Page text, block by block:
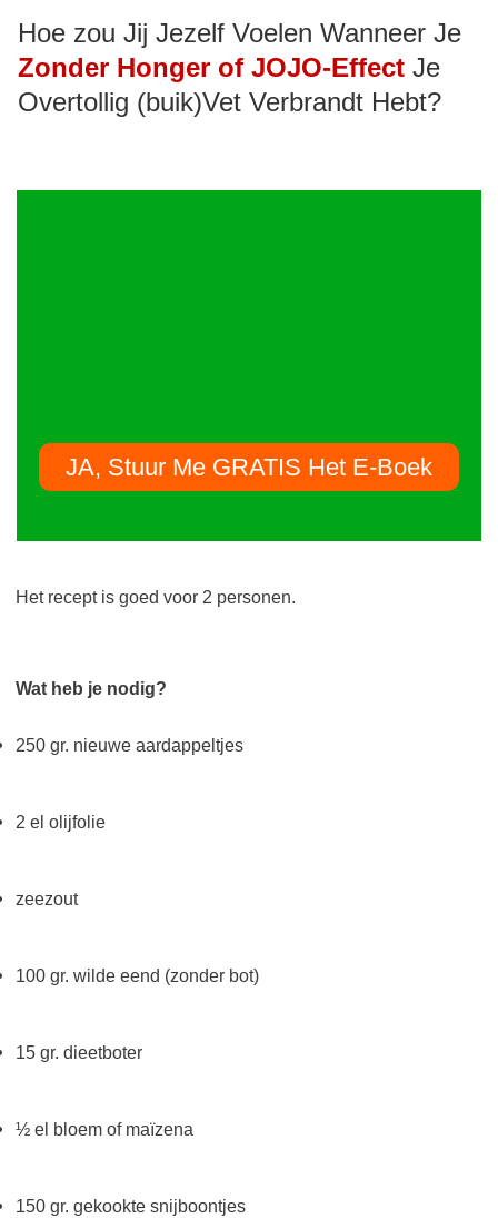
Hoe zou Jij Jezelf Voelen Wanneer Je
Zonder Honger of JOJO-Effect Je
Overtollig (buik)Vet Verbrandt Hebt?
JA, Stuur Me GRATIS Het E-Boek
Het recept is goed voor 2 personen.
Wat heb je nodig?
250 gr. nieuwe aardappeltjes
2 el olijfolie
zeezout
100 gr. wilde eend (zonder bot)
15 gr. dieetboter
½ el bloem of maïzena
150 gr. gekookte snijboontjes